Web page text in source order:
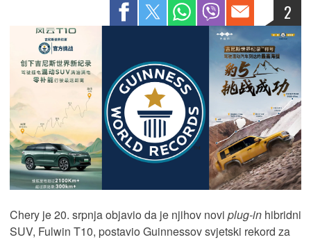
2
Chery je 20. srpnja objavio da je njihov novi plug-in hibridni
SUV, Fulwin T10, postavio Guinnessov svjetski rekord za